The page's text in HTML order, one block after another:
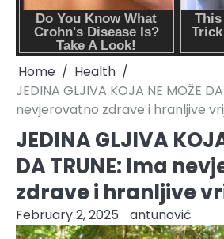
Home
Health
JEDINA GLJIVA KOJA NE MOŽE
nevjerovatno zdrave i hranljive
JEDINA GLJIVA
DA TRUNE: Ima
zdrave i hranljive
February 2, 2025 antunović